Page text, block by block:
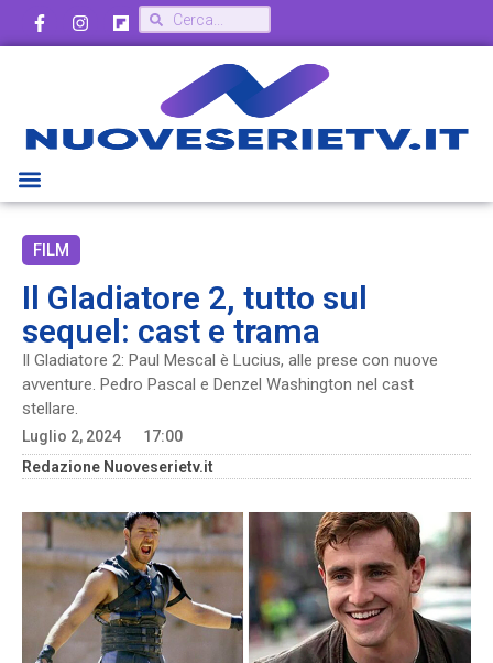
FILM
Il Gladiatore 2, tutto sul
sequel: cast e trama
Il Gladiatore 2: Paul Mescal è Lucius, alle prese con nuove
avventure. Pedro Pascal e Denzel Washington nel cast
stellare.
Luglio 2, 2024
17:00
Redazione Nuoveserietv.it